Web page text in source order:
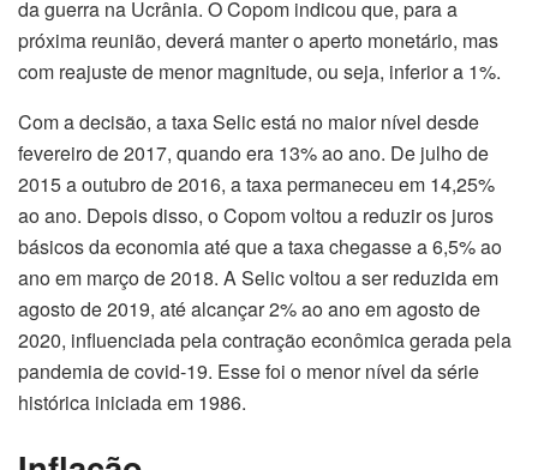
da guerra na Ucrânia. O Copom indicou que, para a
próxima reunião, deverá manter o aperto monetário, mas
com reajuste de menor magnitude, ou seja, inferior a 1%.
Com a decisão, a taxa Selic está no maior nível desde
fevereiro de 2017, quando era 13% ao ano. De julho de
2015 a outubro de 2016, a taxa permaneceu em 14,25%
ao ano. Depois disso, o Copom voltou a reduzir os juros
básicos da economia até que a taxa chegasse a 6,5% ao
ano em março de 2018. A Selic voltou a ser reduzida em
agosto de 2019, até alcançar 2% ao ano em agosto de
2020, influenciada pela contração econômica gerada pela
pandemia de covid-19. Esse foi o menor nível da série
histórica iniciada em 1986.